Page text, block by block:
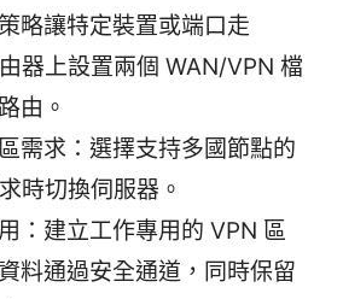
略讓特定裝置或端口走
器上設置兩個 WAN/VPN 檔
由。
需求：選擇支持多國節點的
時切換伺服器。
：建立工作專用的 VPN 區
料通過安全通道，同時保留